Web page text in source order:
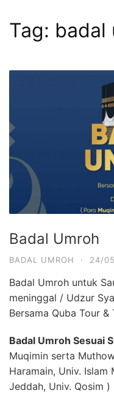
Tag: badal
Badal Umroh
BADAL UMROH · 24/
Badal Umroh untuk
meninggal / Udzur
Bersama Quba Tour &
Badal Umroh Sesuai
Muqimin serta
Haramain, Univ. Islam
Jeddah, Univ. Qosim )